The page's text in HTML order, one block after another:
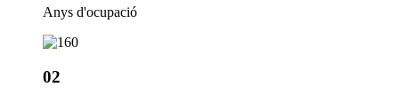
Anys d'ocupació
02